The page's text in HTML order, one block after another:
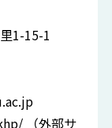
1-15-1
（外部サ